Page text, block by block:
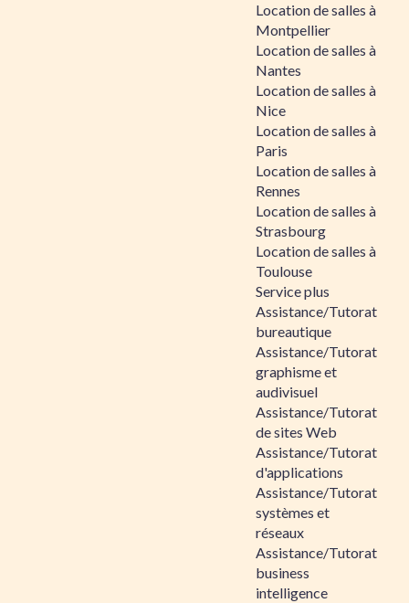
Location de salles à
Montpellier
Location de salles à
Nantes
Location de salles à
Nice
Location de salles à
Paris
Location de salles à
Rennes
Location de salles à
Strasbourg
Location de salles à
Toulouse
Service plus
Assistance/Tutorat
bureautique
Assistance/Tutorat
graphisme et
audivisuel
Assistance/Tutorat
de sites Web
Assistance/Tutorat
d'applications
Assistance/Tutorat
systèmes et
réseaux
Assistance/Tutorat
business
intelligence